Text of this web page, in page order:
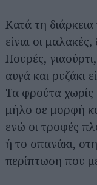
Κατά τη διάρκεια
είναι οι
Πουρές,
αυγά και ρυζάκι
Τα φρούτα
μήλο σε μορφή
ενώ οι τροφές
ή το σπανάκι,
περίπτωση που